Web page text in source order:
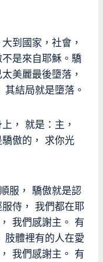
到國家，社會，
是來自耶穌。驕
美麗最後墮落，
結局就是墮落。
， 就是：主，
傲的， 求你光
服， 驕傲就是認
侍， 我們都在耶
我們感謝主。 有
肢體裡有的人在愛
我們感謝主。 有